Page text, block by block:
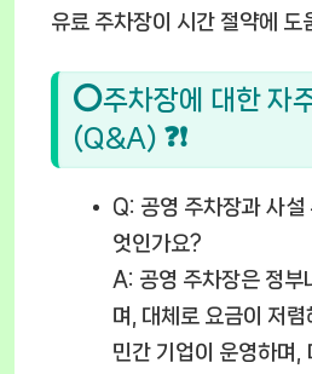
유료 주차장이 시간 절약에 도
⭕주차장에 대한 자
(Q&A) ❓❗
Q: 공영 주차장과 사설
엇인가요?
A: 공영 주차장은 정부
며, 대체로 요금이 저
민간 기업이 운영하며,